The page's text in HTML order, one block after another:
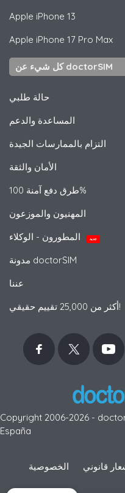
Apple iPhone 13
Apple iPhone 17 Pro Max
كل شيء عن doctorSIM
حالة طلبي
المساعدة والدعم
التزام بالممارسات الجيدة
الأمان والثقة
طرق دفع آمنة 100%
المهنيون والموزعون
جديد
مدونة doctorSIM
عننا
أكثر من 25,000 تقييم حقيقي!
Copyright 2006-2026 -
España
الخصوصية قانوني